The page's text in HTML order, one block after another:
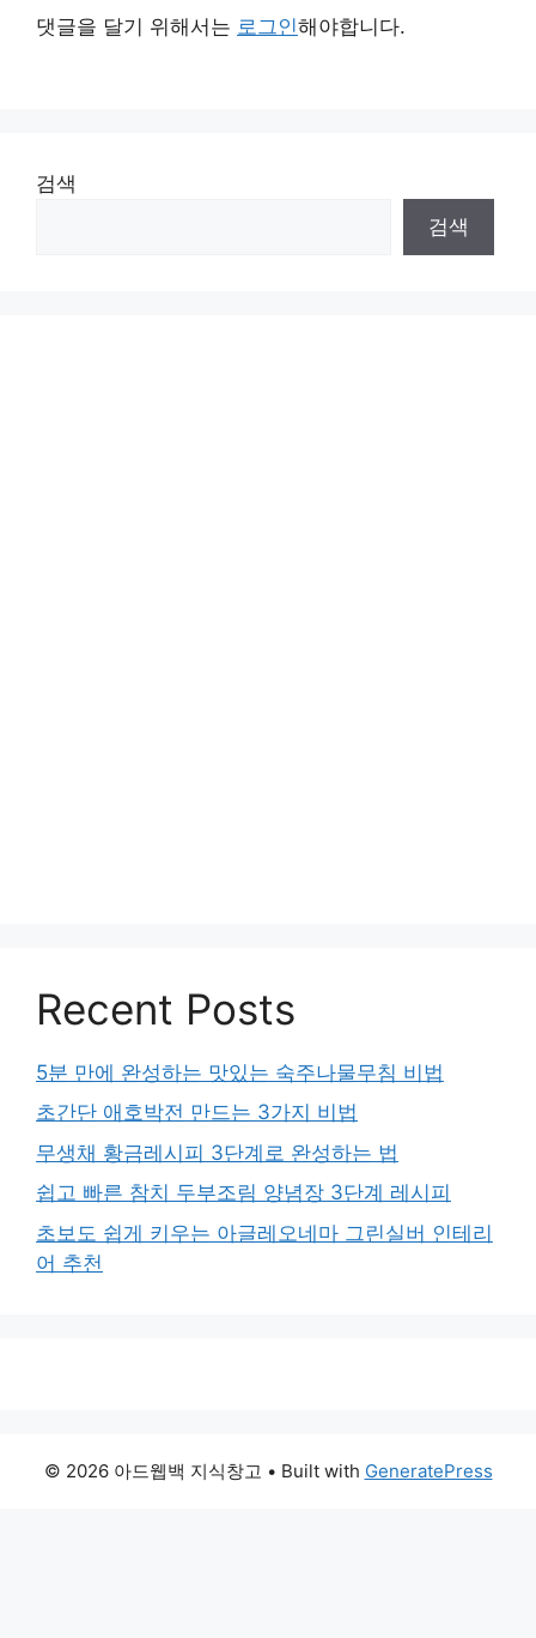
댓글을 달기 위해서는 로그인해야합니다.
검색
검색
Recent Posts
5분 만에 완성하는 맛있는 숙주나물무침 비법
초간단 애호박전 만드는 3가지 비법
무생채 황금레시피 3단계로 완성하는 법
쉽고 빠른 참치 두부조림 양념장 3단계 레시피
초보도 쉽게 키우는 아글레오네마 그린실버 인테리
어 추천
© 2026 아드웹백 지식창고 • Built with GeneratePress